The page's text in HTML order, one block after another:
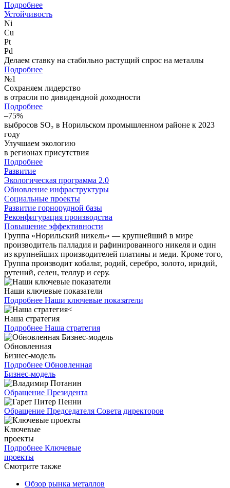
Подробнее
Устойчивость
Ni
Cu
Pt
Pd
Делаем ставку на стабильно растущий спрос на металлы
Подробнее
№1
Сохраняем лидерство
в отрасли по дивидендной доходности
Подробнее
–75%
выбросов SO₂ в Норильском промышленном районе к 2023
году
Улучшаем экологию
в регионах присутствия
Подробнее
Развитие
Экологическая программа 2.0
Обновление инфраструктуры
Социальные проекты
Развитие горнорудной базы
Реконфигурация производства
Повышение эффективности
Группа «Норильский никель» — крупнейший в мире
производитель палладия и рафинированного никеля и один
из крупнейших производителей платины и меди. Кроме того,
Группа производит кобальт, родий, серебро, золото, иридий,
рутений, селен, теллур и серу.
Наши ключевые показатели
Подробнее Наши ключевые показатели
Наша стратегия
Подробнее Наша стратегия
Обновленная
Бизнес-модель
Подробнее Обновленная
Бизнес-модель
Обращение Президента
Обращение Председателя Совета директоров
Ключевые
проекты
Подробнее Ключевые
проекты
Смотрите также
Обзор рынка металлов